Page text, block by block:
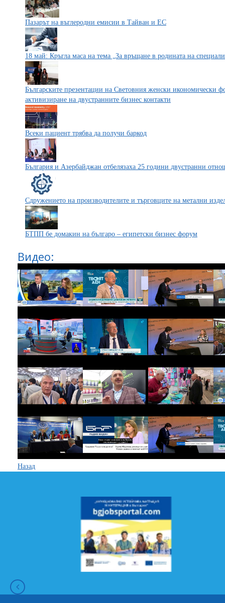
Пазарът на въглеродни емисии в Тайван и ЕС
18 май: Кръгла маса на тема „За връщане в родината на
Българските презентации на Световния женски икономически
активизиране на двустранните бизнес контакти
Всеки пациент трябва да получи баркод
България и Азербайджан отбелязаха 25 години двустранни
Сдружението на производителите и търговците на метални
БТПП бе домакин на българо – египетски бизнес форум
Видео:
Назад